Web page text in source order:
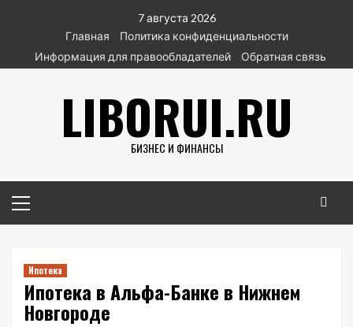
содержимому
7 августа 2026
Главная
Политика конфиденциальности
Информация для правообладателей
Обратная связь
LIBORUI.RU
БИЗНЕС И ФИНАНСЫ
меню
Ипотека
Ипотека в Альфа-Банке в Нижнем
Новгороде